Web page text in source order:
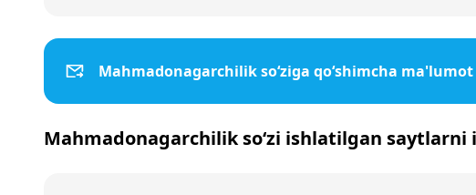
Mahmadonagarchilik so‘ziga qo‘shimcha
Mahmadonagarchilik so‘zi ishlatilgan